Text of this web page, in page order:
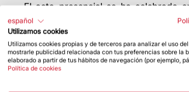
El acto presencial se ha celebrado
seguridad.
En el 2019, en la XIII edición de los
en la misma disciplina.
español
Utilizamos cookies
Utilizamos cookies propias y de terceros para analizar el uso
mostrarle publicidad relacionada con tus preferencias sobre la
elaborado a partir de tus hábitos de navegación (por ejemplo,
Política de cookies